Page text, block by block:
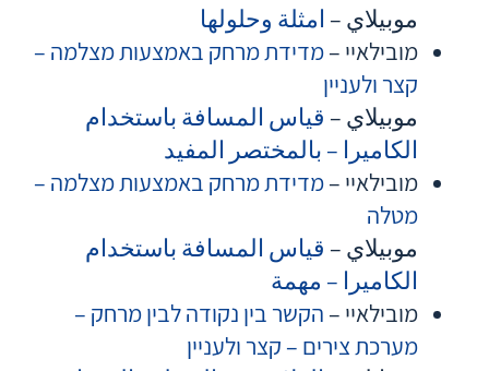
موبيلاي – امثلة وحلولها
מובילאיי –מדידת מרחק באמצעות מצלמה –
קצר ולעניין
موبيلاي – قياس المسافة باستخدام
الكاميرا – بالمختصر المفيد
מובילאיי –מדידת מרחק באמצעות מצלמה –
מטלה
موبيلاي – قياس المسافة باستخدام
الكاميرا – مهمة
מובילאיי – הקשר בין נקודה לבין מרחק –
מערכת צירים – קצר ולעניין